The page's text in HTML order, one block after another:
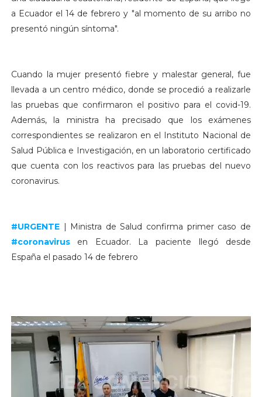
a Ecuador el 14 de febrero y "al momento de su arribo no
presentó ningún síntoma".
Cuando la mujer presentó fiebre y malestar general, fue
llevada a un centro médico, donde se procedió a realizarle
las pruebas que confirmaron el positivo para el covid-19.
Además, la ministra ha precisado que los exámenes
correspondientes se realizaron en el Instituto Nacional de
Salud Pública e Investigación, en un laboratorio certificado
que cuenta con los reactivos para las pruebas del nuevo
coronavirus.
#URGENTE| Ministra de Salud confirma primer caso de
#coronavirusen Ecuador. La paciente llegó desde
España el pasado 14 de febrero